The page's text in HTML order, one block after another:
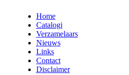
Home
Catalogi
Verzamelaars
Nieuws
Links
Contact
Disclaimer